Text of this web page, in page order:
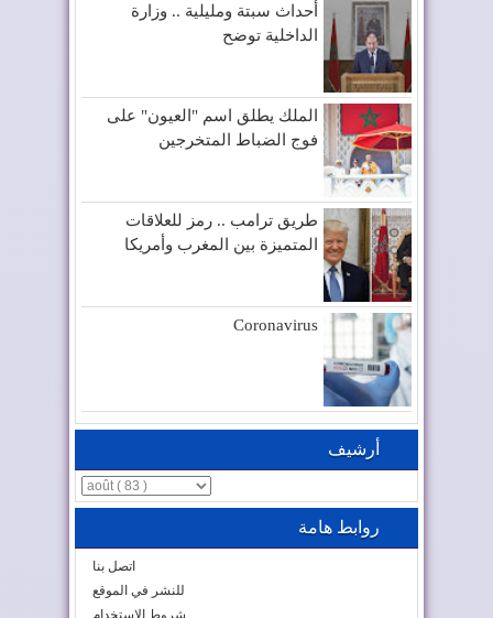
أحداث سبتة ومليلية .. وزارة
الداخلية توضح
الملك يطلق اسم "العيون" على
فوج الضباط المتخرجين
طريق ترامب .. رمز للعلاقات
المتميزة بين المغرب وأمريكا
Coronavirus
أرشيف
روابط هامة
اتصل بنا
للنشر في الموقع
شروط الاستخدام